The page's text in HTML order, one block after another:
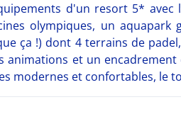
d'un resort 5*
olympiques, un
ça !) dont 4 terrains de
et un
modernes et confortables, le